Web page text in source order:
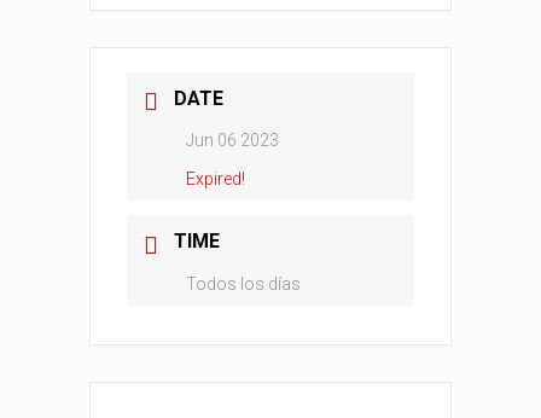
DATE
Jun 06 2023
Expired!
TIME
Todos los días